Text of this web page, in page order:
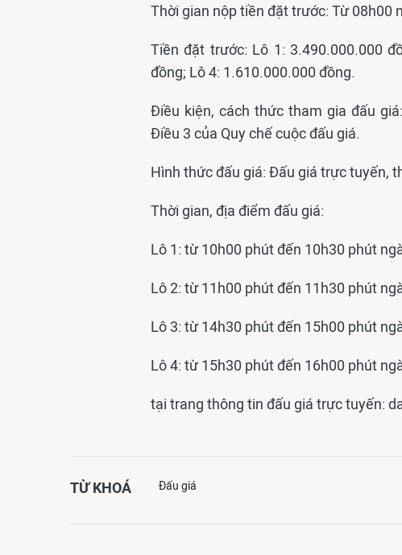
Thời gian nộp tiền đặt trước: Từ
Tiền đặt trước: Lô 1: 3.490.000.000
đồng; Lô 4: 1.610.000.000 đồng.
Điều kiện, cách thức tham gia đấu
Điều 3 của Quy chế cuộc đấu giá.
Hình thức đấu giá: Đấu giá trực tuyến,
Thời gian, địa điểm đấu giá:
Lô 1: từ 10h00 phút đến 10h30 phút
Lô 2: từ 11h00 phút đến 11h30 phút
Lô 3: từ 14h30 phút đến 15h00 phút
Lô 4: từ 15h30 phút đến 16h00 phút
tại trang thông tin đấu giá trực tuyến:
TỪ KHOÁ Đấu giá